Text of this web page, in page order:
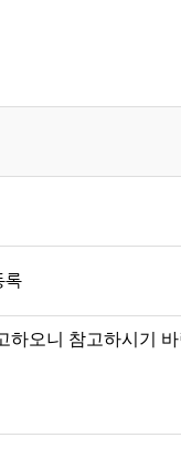
록
하오니 참고하시기